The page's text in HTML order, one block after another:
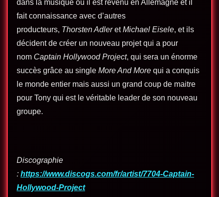
dans la musique où il est revenu en Allemagne et il
fait connaissance avec d’autres
producteurs, Thorsten AdleretMichael Eisele, et ils
décident de créer un nouveau projet qui a pour
nom Captain Hollywood Project, qui sera un énorme
succès grâce au single More And More qui a conquis
le monde entier mais aussi un grand coup de maitre
pour Tony qui est le véritable leader de son nouveau
groupe.
Discographie
: https://www.discogs.com/fr/artist/7704-Captain-
Hollywood-Project